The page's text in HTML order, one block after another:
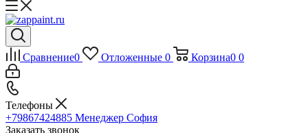
Сравнение0 Отложенные 0 Корзина0 0
Телефоны
+79867424885 Менеджер София
Заказать звонок